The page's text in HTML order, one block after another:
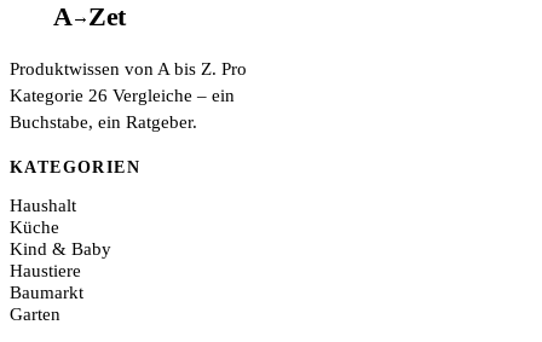
A→Zet
Produktwissen von A bis Z. Pro
Kategorie 26 Vergleiche – ein
Buchstabe, ein Ratgeber.
KATEGORIEN
Haushalt
Küche
Kind & Baby
Haustiere
Baumarkt
Garten